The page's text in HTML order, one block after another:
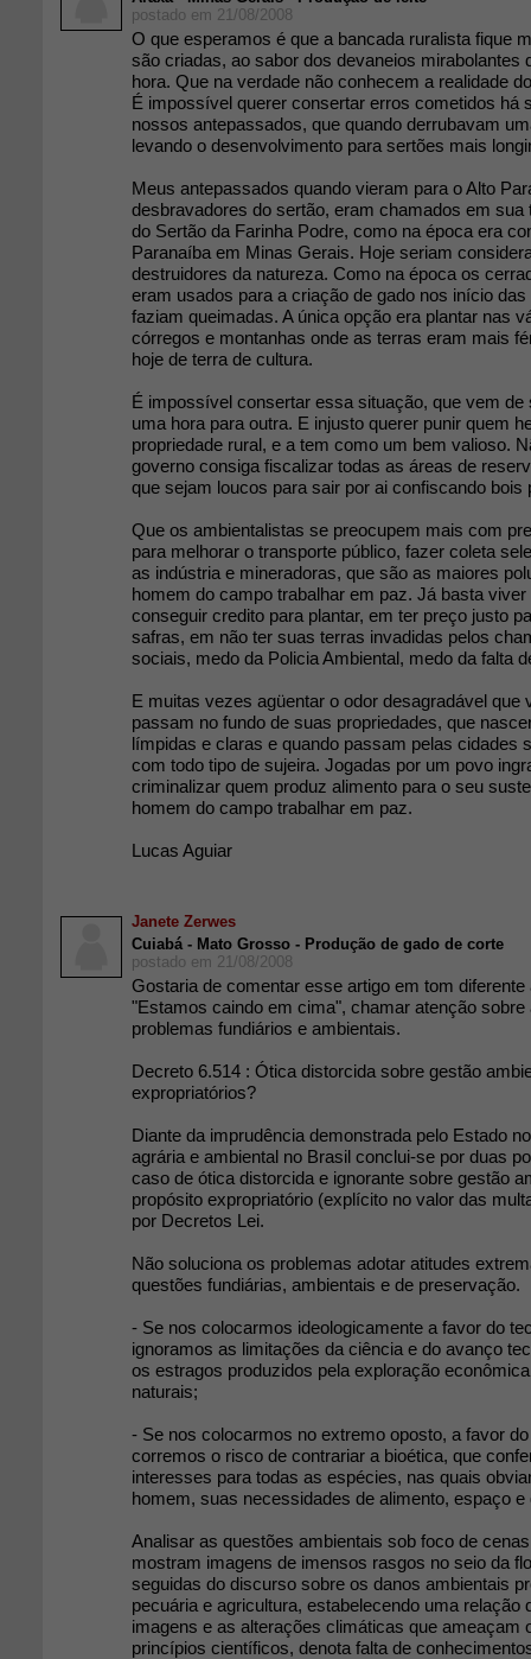
postado em 21/08/2008
O que esperamos é que a bancada ruralista fique
são criadas, ao sabor dos devaneios mirabolantes
hora. Que na verdade não conhecem a realidade
É impossível querer consertar erros cometidos há
nossos antepassados, que quando derrubavam
levando o desenvolvimento para sertões mais
Meus antepassados quando vieram para o Alto
desbravadores do sertão, eram chamados em sua
do Sertão da Farinha Podre, como na época era
Paranaíba em Minas Gerais. Hoje seriam
destruidores da natureza. Como na época os
eram usados para a criação de gado nos início
faziam queimadas. A única opção era plantar nas
córregos e montanhas onde as terras eram mais
hoje de terra de cultura.
É impossível consertar essa situação, que vem
uma hora para outra. E injusto querer punir quem
propriedade rural, e a tem como um bem valioso.
governo consiga fiscalizar todas as áreas de
que sejam loucos para sair por ai confiscando bois
Que os ambientalistas se preocupem mais com
para melhorar o transporte público, fazer coleta
as indústria e mineradoras, que são as maiores
homem do campo trabalhar em paz. Já basta
conseguir credito para plantar, em ter preço justo
safras, em não ter suas terras invadidas pelos
sociais, medo da Policia Ambiental, medo da falta
E muitas vezes agüentar o odor desagradável que
passam no fundo de suas propriedades, que
límpidas e claras e quando passam pelas cidades
com todo tipo de sujeira. Jogadas por um povo
criminalizar quem produz alimento para o seu
homem do campo trabalhar em paz.
Lucas Aguiar
Janete Zerwes
Cuiabá - Mato Grosso - Produção de gado de corte
postado em 21/08/2008
Gostaria de comentar esse artigo em tom
"Estamos caindo em cima", chamar atenção
problemas fundiários e ambientais.
Decreto 6.514 : Ótica distorcida sobre gestão
expropriatórios?
Diante da imprudência demonstrada pelo Estado
agrária e ambiental no Brasil conclui-se por duas
caso de ótica distorcida e ignorante sobre gestão
propósito expropriatório (explícito no valor das
por Decretos Lei.
Não soluciona os problemas adotar atitudes
questões fundiárias, ambientais e de preservação.
- Se nos colocarmos ideologicamente a favor do
ignoramos as limitações da ciência e do avanço
os estragos produzidos pela exploração
naturais;
- Se nos colocarmos no extremo oposto, a favor
corremos o risco de contrariar a bioética, que
interesses para todas as espécies, nas quais
homem, suas necessidades de alimento, espaço e
Analisar as questões ambientais sob foco de
mostram imagens de imensos rasgos no seio da
seguidas do discurso sobre os danos ambientais
pecuária e agricultura, estabelecendo uma relação
imagens e as alterações climáticas que ameaçam
princípios científicos, denota falta de